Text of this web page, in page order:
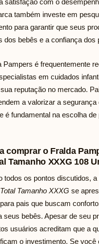
também investe em
para garantir que seus
dos bebês e a confiança dos
Pampers é frequentemente
em cuidados
reputação no mercado.
a valorizar a segurança
é fundamental na escolha
comprar o Fralda
Tamanho XXXG 108
todos os pontos discutidos, a
Tamanho XXXG se
pais que buscam
seus bebês. Apesar de seu
usuários acreditam que a
o investimento. Se você